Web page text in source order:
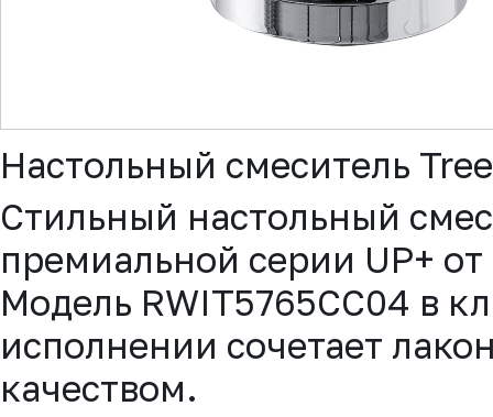
Настольный смеситель
Стильный настольный
премиальной серии UP+
Модель RWIT5765CC04 в
исполнении сочетает
качеством.